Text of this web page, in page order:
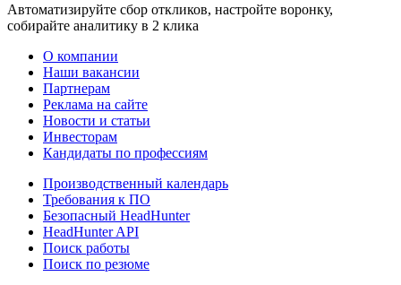
Автоматизируйте сбор откликов, настройте воронку,
собирайте аналитику в 2 клика
О компании
Наши вакансии
Партнерам
Реклама на сайте
Новости и статьи
Инвесторам
Кандидаты по профессиям
Производственный календарь
Требования к ПО
Безопасный HeadHunter
HeadHunter API
Поиск работы
Поиск по резюме